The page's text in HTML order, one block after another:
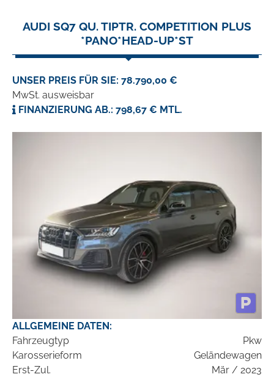
AUDI SQ7 QU. TIPTR. COMPETITION PLUS
*PANO*HEAD-UP*ST
UNSER PREIS FÜR SIE: 78.790,00 €
MwSt. ausweisbar
FINANZIERUNG AB.: 798,67 € MTL.
ALLGEMEINE DATEN:
Fahrzeugtyp
Pkw
Karosserieform
Geländewagen
Erst-Zul.
Mär / 2023